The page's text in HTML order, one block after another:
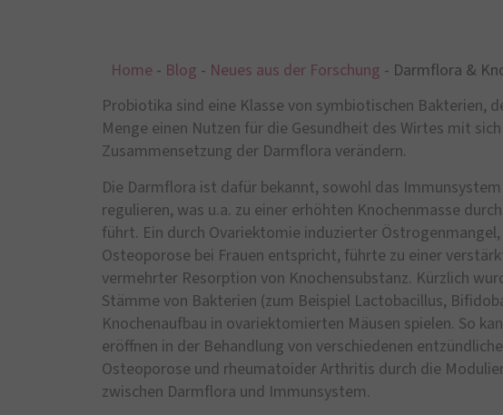
Home - Blog - Neues aus der Forschung - Darmflora &
Probiotika sind eine Klasse von symbiotischen Bakterien,
Menge einen Nutzen für die Gesundheit des Wirtes mit
Zusammensetzung der Darmflora verändern.
Die Darmflora ist dafür bekannt, sowohl das
regulieren, was u.a. zu einer erhöhten Knochenmasse
führt. Ein durch Ovariektomie induzierter
Osteoporose bei Frauen entspricht, führte zu einer
vermehrter Resorption von Knochensubstanz. Kürzlich
Stämme von Bakterien (zum Beispiel Lactobacillus,
Knochenaufbau in ovariektomierten Mäusen spielen. So
eröffnen in der Behandlung von verschiedenen
Osteoporose und rheumatoider Arthritis durch die
zwischen Darmflora und Immunsystem.